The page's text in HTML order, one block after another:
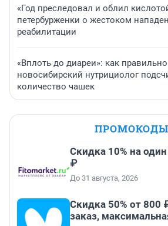
«Год преследовал и облил
петербурженки о жестоком
реабилитации
«Вплоть до диареи»: как
новосибирский нутрициолог
количество чашек
ПРОМОКОДЫ
Скидка 10% на
₽
До 31 августа, 2026
Скидка 50% от 800
заказ,